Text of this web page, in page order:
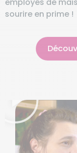
sourire en prime !